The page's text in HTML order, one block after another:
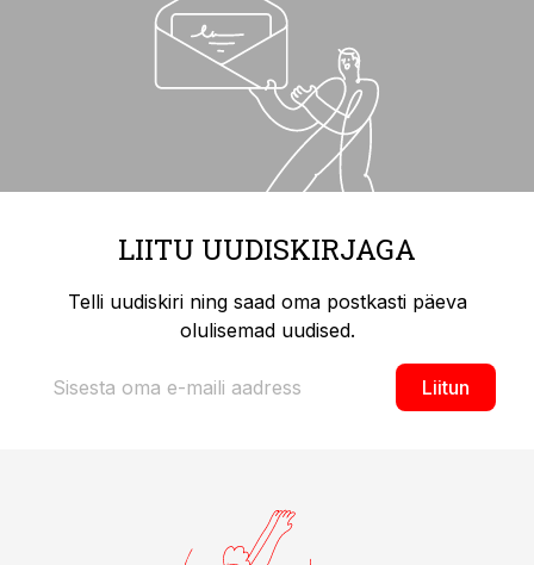
LIITU UUDISKIRJAGA
Telli uudiskiri ning saad oma postkasti päeva
olulisemad uudised.
Liitun